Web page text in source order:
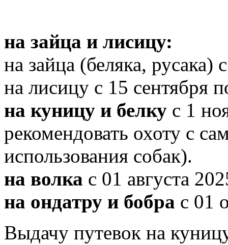
на зайца и лисицу:
на зайца (беляка, русака)
на лисицу с 15 сентября
на куницу и белку с 1
рекомендовать охоту с
использования собак).
на волка с 01 августа
на ондатру и бобра с 01
Выдачу путевок на